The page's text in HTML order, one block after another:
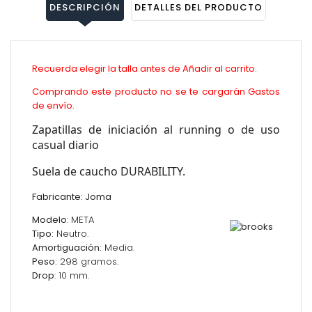
DESCRIPCIÓN DETALLES DEL PRODUCTO
Recuerda elegir la talla antes de Añadir al carrito.
Comprando este producto no se te cargarán Gastos
de envío.
Zapatillas de iniciación al running o de uso
casual diario
Suela de caucho DURABILITY.
Fabricante: Joma
Modelo: META
Tipo: Neutro.
Amortiguación: Media.
Peso: 298 gramos.
Drop: 10 mm.